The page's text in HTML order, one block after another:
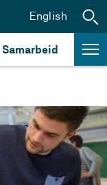
Samarbeid
English